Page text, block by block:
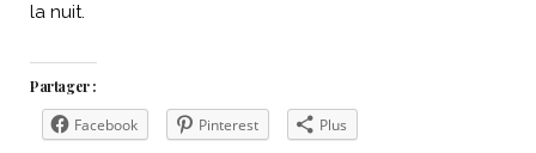
la nuit.
Partager :
Facebook Pinterest Plus